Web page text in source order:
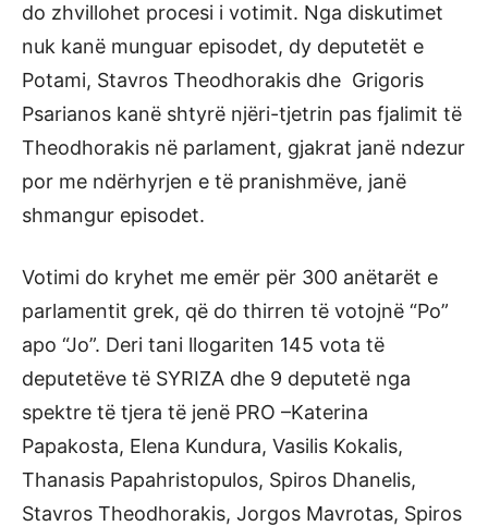
do zhvillohet procesi i votimit. Nga diskutimet
nuk kanë munguar episodet, dy deputetët e
Potami, Stavros Theodhorakis dhe Grigoris
Psarianos kanë shtyrë njëri-tjetrin pas fjalimit të
Theodhorakis në parlament, gjakrat janë ndezur
por me ndërhyrjen e të pranishmëve, janë
shmangur episodet.
Votimi do kryhet me emër për 300 anëtarët e
parlamentit grek, që do thirren të votojnë “Po”
apo “Jo”. Deri tani llogariten 145 vota të
deputetëve të SYRIZA dhe 9 deputetë nga
spektre të tjera të jenë PRO –Katerina
Papakosta, Elena Kundura, Vasilis Kokalis,
Thanasis Papahristopulos, Spiros Dhanelis,
Stavros Theodhorakis, Jorgos Mavrotas, Spiros